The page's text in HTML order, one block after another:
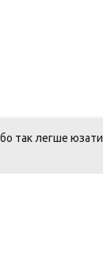
так легше юзати